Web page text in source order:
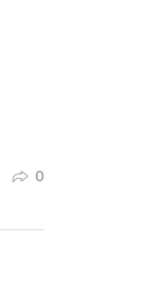
0